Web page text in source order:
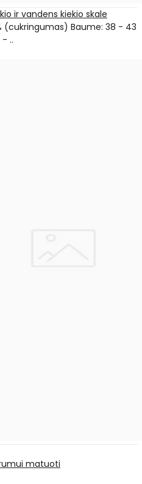
ir vandens kiekio skale
(cukringumas) Baume: 38 - 43
- ..
matuoti